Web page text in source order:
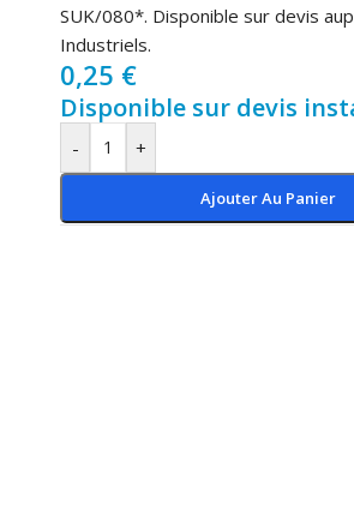
SUK/080*. Disponible sur devis
Industriels.
0,25 €
Disponible sur devis
- +
Ajouter Au Panier